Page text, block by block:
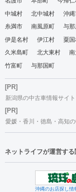
中城村
北中城村 沖
糸満市
南風原町 与
伊是名村
伊江村 粟
久米島町
北大東村
竹富町
与那国町
[PR]
新潟県の中古車情報サイ
[PR]
愛媛・香川・徳島・高知
ネットライフが運営す
沖縄のお店探し情